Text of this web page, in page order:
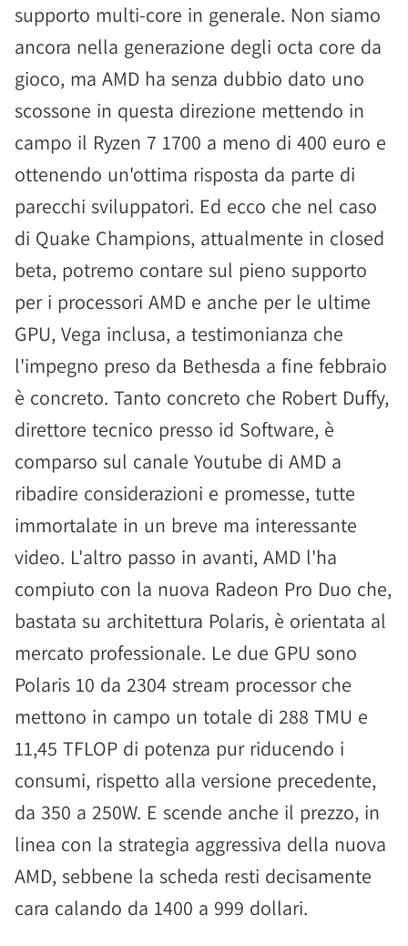
supporto multi-core in generale. Non siamo
ancora nella generazione degli octa core da
gioco, ma AMD ha senza dubbio dato uno
scossone in questa direzione mettendo in
campo il Ryzen 7 1700 a meno di 400 euro e
ottenendo un'ottima risposta da parte di
parecchi sviluppatori. Ed ecco che nel caso
di Quake Champions, attualmente in closed
beta, potremo contare sul pieno supporto
per i processori AMD e anche per le ultime
GPU, Vega inclusa, a testimonianza che
l'impegno preso da Bethesda a fine febbraio
è concreto. Tanto concreto che Robert Duffy,
direttore tecnico presso id Software, è
comparso sul canale Youtube di AMD a
ribadire considerazioni e promesse, tutte
immortalate in un breve ma interessante
video. L'altro passo in avanti, AMD l'ha
compiuto con la nuova Radeon Pro Duo che,
bastata su architettura Polaris, è orientata al
mercato professionale. Le due GPU sono
Polaris 10 da 2304 stream processor che
mettono in campo un totale di 288 TMU e
11,45 TFLOP di potenza pur riducendo i
consumi, rispetto alla versione precedente,
da 350 a 250W. E scende anche il prezzo, in
linea con la strategia aggressiva della nuova
AMD, sebbene la scheda resti decisamente
cara calando da 1400 a 999 dollari.